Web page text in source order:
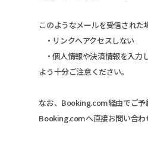
このようなメールを受信された
・リンクへアクセスしない
・個人情報や決済情報を入力
よう十分ご注意ください。
なお、Booking.com経由でご予
Booking.comへ直接お問い合わ